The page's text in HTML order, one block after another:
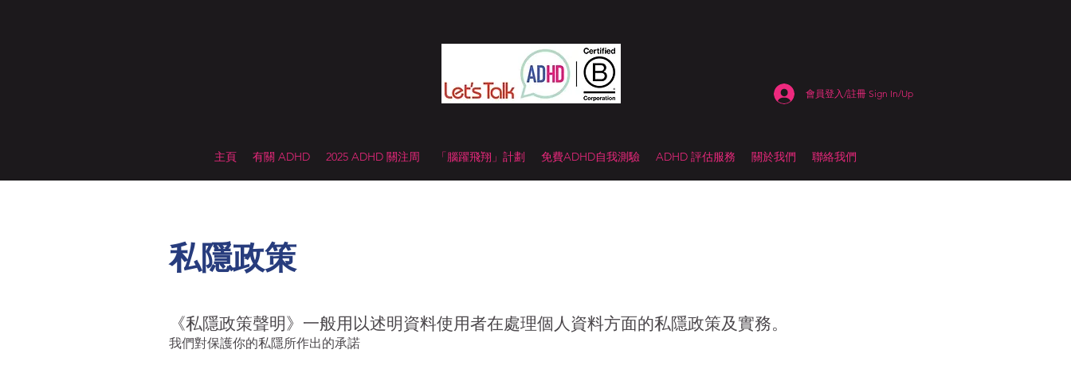
會員登入/註冊 Sign In/Up
主頁 有關 ADHD 2025 ADHD 關注周 「腦躍飛翔」計劃 免費ADHD自我測驗 ADHD 評估服務 關於我們 聯絡我們
私隱政策
《私隱政策聲明》一般用以述明資料使用者在處理個人資料方面的私隱政策及實務。
我們對保護你的私隱所作出的承諾